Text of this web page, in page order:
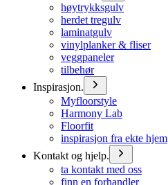
høytrykksgulv
herdet tregulv
laminatgulv
vinylplanker & fliser
veggpaneler
tilbehør
Inspirasjon.
Myfloorstyle
Harmony Lab
Floorfit
inspirasjon fra ekte hjem
Kontakt og hjelp.
ta kontakt med oss
finn en forhandler